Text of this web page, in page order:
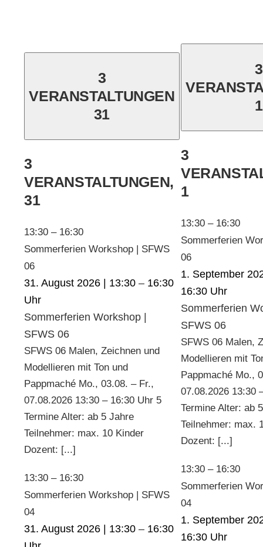
3
VERANSTALTUNGEN
31
3
VERANSTALTUNGEN,
31
13:30 – 16:30
Sommerferien Workshop | SFWS
06
31. August 2026 | 13:30– 16:30
Sommerferien Workshop |
SFWS 06
SFWS 06 Malen, Zeichnen und
Modellieren mit Ton und
Pappmaché Mo., 03.08. – Fr.,
07.08.2026 13:30 – 16:30 Uhr 5
Termine Alter: ab 5 Jahre
Teilnehmer: max. 10 Kinder
Dozent: [...]
13:30 – 16:30
Sommerferien Workshop | SFWS
04
31. August 2026 | 13:30– 16:30
3
1
3
1
13:30 – 16:30
Sommerferien
06
1. September
16:30
Sommerferien
SFWS 06
SFWS 06 Malen,
Modellieren mit
Pappmaché Mo.,
07.08.2026 13:30
Termine Alter: ab
Teilnehmer: max.
Dozent: [...]
13:30 – 16:30
Sommerferien
04
1. September
16:30